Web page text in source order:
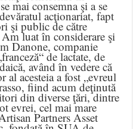
mai consemna şi a se
acţionariat, fapt
şi public de către
luat în considerare şi
Danone, companie
de lactate, de
având în vedere că
al acesteia a fost „evreul
fiind acum deţinută
din diverse ţări, dintre
evrei, cel mai mare
Partners Asset